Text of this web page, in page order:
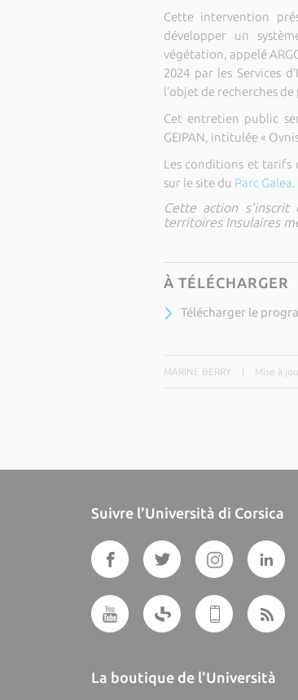
Cette intervention
développer un
végétation, appelé
2024 par les Services
l’objet de recherches
Cet entretien public
GEIPAN, intitulée «
Les conditions et tarifs
sur le site du Parc Galea.
Cette action
territoires Insulaires
À TÉLÉCHARGER
Télécharger le
MARINE BERRY Mise à
Suivre l'Università di Corsica
La boutique de l'Università